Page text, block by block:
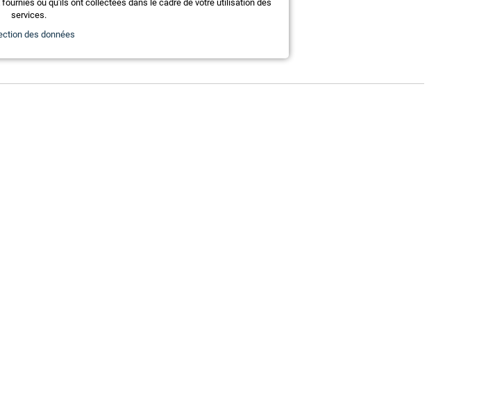
ou qu'ils ont collectées dans le cadre de votre utilisation des
services.
des données